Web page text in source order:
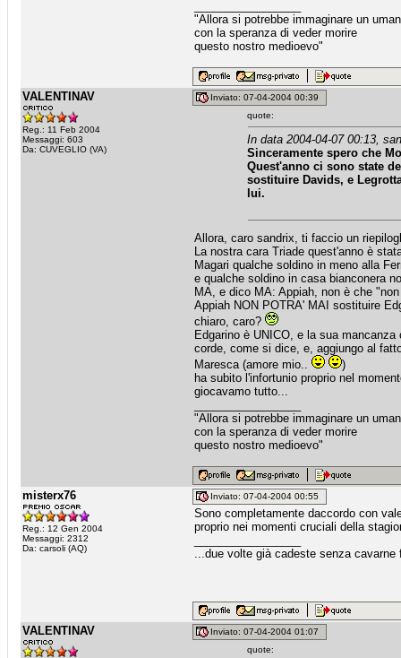
"Allora si potrebbe immaginare un
con la speranza di veder morire
questo nostro medioevo"
VALENTINAV
Reg.: 11 Feb 2004
Messaggi: 603
Da: CUVEGLIO (VA)
Inviato: 07-04-2004 00:39
quote:
In data 2004-04-07 00:13,
Sinceramente spero che
Quest'anno ci sono state
sostituire Davids, e
lui.
Allora, caro sandrix, ti faccio un
La nostra cara Triade quest'anno è
Magari qualche soldino in meno alla
e qualche soldino in casa bianconera
MA, e dico MA: Appiah, non è che
Appiah NON POTRA' MAI sostituire
chiaro, caro?
Edgarino è UNICO, e la sua
corde, come si dice, e, aggiungo al
Maresca (amore mio..
)
ha subito l'infortunio proprio nel
giocavamo tutto...
"Allora si potrebbe immaginare un
con la speranza di veder morire
questo nostro medioevo"
misterx76
Reg.: 12 Gen 2004
Messaggi: 2312
Da: carsoli (AQ)
Inviato: 07-04-2004 00:55
Sono completamente daccordo con
proprio nei momenti cruciali della
...due volte già cadeste senza
VALENTINAV
Inviato: 07-04-2004 01:07
quote: